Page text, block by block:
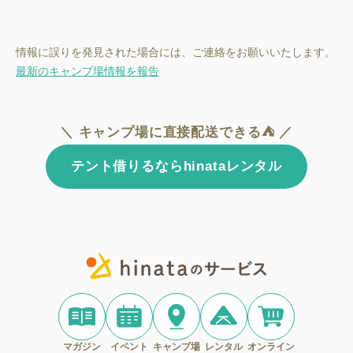
情報に誤りを発見された場合には、ご連絡をお願いいたします。
最新のキャンプ場情報を報告
＼ キャンプ場に直接配送できる⛺ ／
テント借りるならhinataレンタル
マガジン イベント
キャンプ場 レンタル オンライン